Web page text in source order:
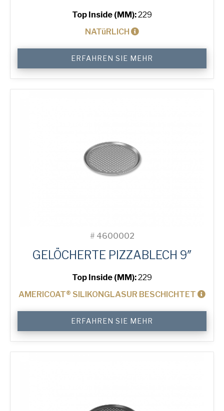
Top Inside (MM):229
NATüRLICH
Pizza
Tray
Menge
ERFAHREN SIE MEHR
# 4600002
GELÖCHERTE PIZZABLECH 9″
Top Inside (MM):229
AMERICOAT® SILIKONGLASUR BESCHICHTET
Pizza
Tray
Menge
ERFAHREN SIE MEHR